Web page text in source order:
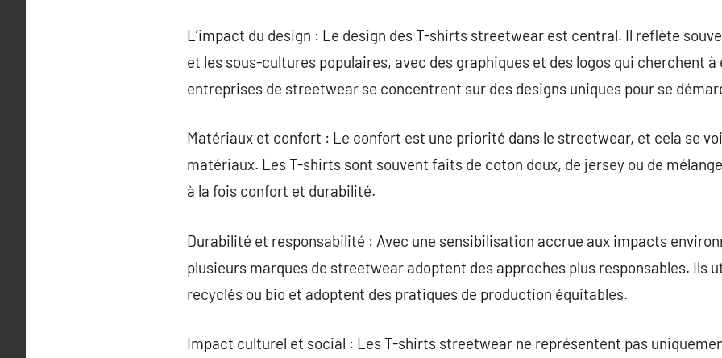
L’impact du design : Le design des T-shirts streetwear est central. Il reflète
et les sous-cultures populaires, avec des graphiques et des logos qui cherchent
entreprises de streetwear se concentrent sur des designs uniques pour se
Matériaux et confort : Le confort est une priorité dans le streetwear, et cela se
matériaux. Les T-shirts sont souvent faits de coton doux, de jersey ou de
à la fois confort et durabilité.
Durabilité et responsabilité : Avec une sensibilisation accrue aux impacts
plusieurs marques de streetwear adoptent des approches plus responsables. Ils
recyclés ou bio et adoptent des pratiques de production équitables.
Impact culturel et social : Les T-shirts streetwear ne représentent pas